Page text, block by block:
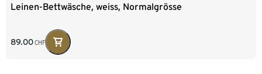
Leinen-Bettwäsche, weiss, Normalgrösse
89.00CHF